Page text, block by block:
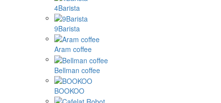
4Barista
9Barista
Aram coffee
Bellman coffee
BOOKOO